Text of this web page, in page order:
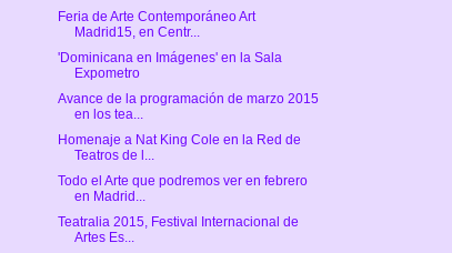
Feria de Arte Contemporáneo Art
Madrid15, en Centr...
'Dominicana en Imágenes' en la Sala
Expometro
Avance de la programación de marzo 2015
en los tea...
Homenaje a Nat King Cole en la Red de
Teatros de l...
Todo el Arte que podremos ver en febrero
en Madrid...
Teatralia 2015, Festival Internacional de
Artes Es...